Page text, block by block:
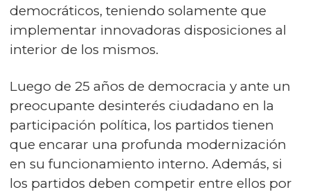
democráticos, teniendo solamente que
implementar innovadoras disposiciones al
interior de los mismos.
Luego de 25 años de democracia y ante un
preocupante desinterés ciudadano en la
participación política, los partidos tienen
que encarar una profunda modernización
en su funcionamiento interno. Además, si
los partidos deben competir entre ellos por